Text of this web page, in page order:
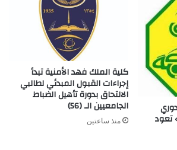
تعود
كلية الملك فهد الأمنية تبدأ
إجراءات القبول المبدئي لطالبي
الالتحاق بدورة تأهيل الضباط
الجامعيين الـ (56)
منذ ساعتين